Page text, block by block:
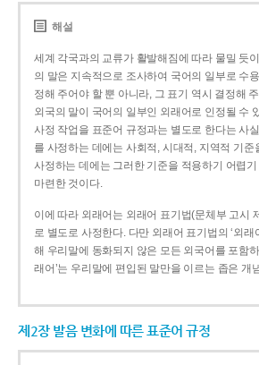
해설
세계 각국과의 교류가 활발해짐에 따라 물밀 듯
의 말은 지속적으로 조사하여 국어의 일부로 수
정해 주어야 할 뿐 아니라, 그 표기 역시 결정해
외국의 말이 국어의 일부인 외래어로 인정될 수
사정 작업을 표준어 규정과는 별도로 한다는 사
를 사정하는 데에는 사회적, 시대적, 지역적 기준
사정하는 데에는 그러한 기준을 적용하기 어렵
마련한 것이다.
이에 따라 외래어는 외래어 표기법(문체부 고시
로 별도로 사정한다. 다만 외래어 표기법의 ‘외래
해 우리말에 동화되지 않은 모든 외국어를 포함
래어’는 우리말에 편입된 말만을 이르는 좁은 개
제2장 발음 변화에 따른 표준어 규정